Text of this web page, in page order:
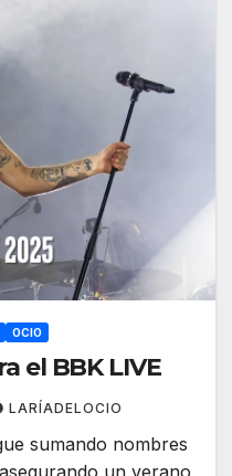
OCIO
el BBK LIVE
LARÍADELOCIO
sumando nombres